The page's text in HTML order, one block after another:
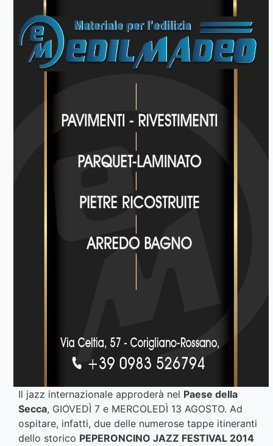
Il jazz internazionale approderà nel Paese della
Secca, GIOVEDÌ 7 e MERCOLEDÌ 13 AGOSTO. Ad
ospitare, infatti, due delle numerose tappe itineranti
dello storico PEPERONCINO JAZZ FESTIVAL 2014